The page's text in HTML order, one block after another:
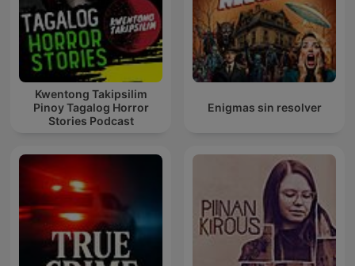
Kwentong Takipsilim
Pinoy Tagalog Horror
Stories Podcast
Enigmas sin resolver